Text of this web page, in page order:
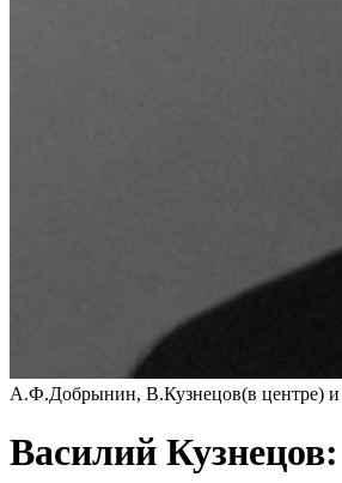
А.Ф.Добрынин, В.Кузнецов(в центре)
Василий